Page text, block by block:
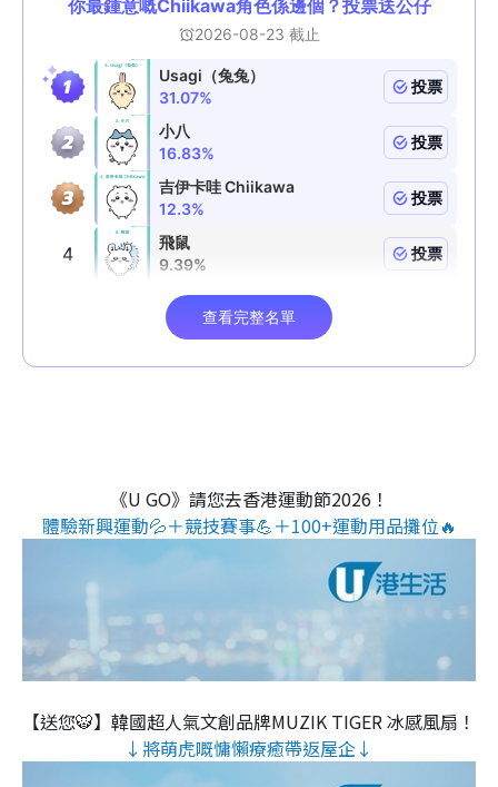
《U GO》請您去香港運動節2026！
體驗新興運動💦＋競技賽事💪＋100+運動用品攤位🔥
【送您🐯】韓國超人氣文創品牌MUZIK TIGER 冰感風扇！
↓將萌虎嘅慵懶療癒帶返屋企↓